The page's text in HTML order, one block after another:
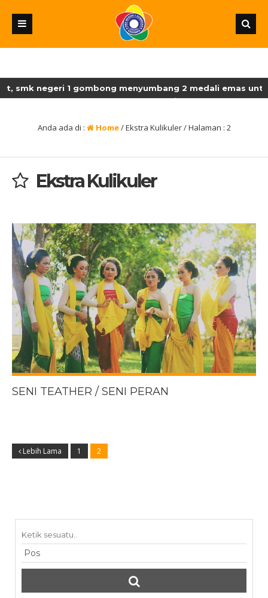
negeri 1 gombong menyumbang 2 medali emas
smk dengan perolehan 18 medali emas, enam medali
Anda ada di : Home/Ekstra Kulikuler/ Halaman : 2
Ekstra Kulikuler
SENI TEATHER / SENI PERAN
Lebih Lama 1 2